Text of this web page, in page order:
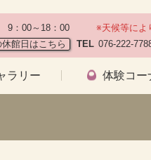
　9：00～18：00
※天候等によ
館日はこちら TEL 076-222-
ラリー 体験コー